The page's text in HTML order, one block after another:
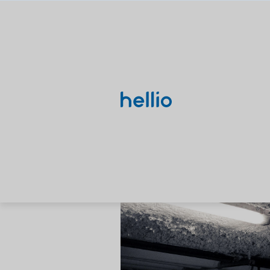
Solutions
DPE/PPT
Le DPE et
Voir toutes nos solutions
Rénovation énergétique CEE
Rénovation énergétique
Guide des